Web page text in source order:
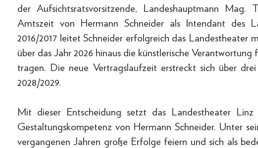
der Aufsichtsratsvorsitzende, Landeshauptmann Mag.
Amtszeit von Hermann Schneider als Intendant des
2016/2017 leitet Schneider erfolgreich das Landestheater
über das Jahr 2026 hinaus die künstlerische
tragen. Die neue Vertragslaufzeit erstreckt sich über
2028/2029.
Mit dieser Entscheidung setzt das Landestheater
Gestaltungskompetenz von Hermann Schneider. Unter
vergangenen Jahren große Erfolge feiern und sich als